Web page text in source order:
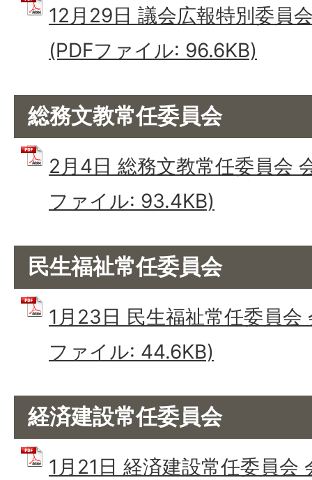
12月29日 議会広報特別委員
(PDFファイル: 96.6KB)
総務文教常任委員会
2月4日 総務文教常任委員会
ファイル: 93.4KB)
民生福祉常任委員会
1月23日 民生福祉常任委員会
ファイル: 44.6KB)
経済建設常任委員会
1月21日 経済建設常任委員会